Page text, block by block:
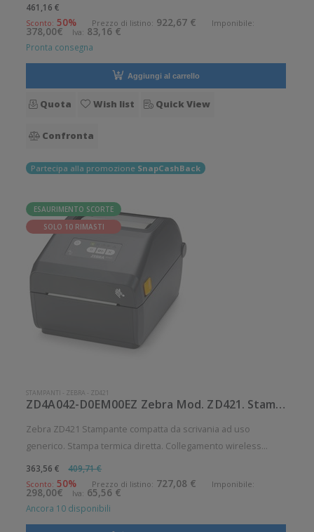
stampa: 8 dot/mm Wireless: Presente Supporto di stampa:
Braccialetti, Carta in
461,16 €
Sconto: 50% Prezzo di listino: 922,67 € Imponibile:
378,00€ Iva: 83,16 €
Pronta consegna
Aggiungi al carrello
Quota Wish list Quick View
Confronta
Partecipa alla promozione SnapCashBack
ESAURIMENTO SCORTE
SOLO 10 RIMASTI
STAMPANTI - ZEBRA - ZD421
ZD4A042-D0EM00EZ Zebra Mod. ZD421. Stampante di etichette.
Zebra ZD421 Stampante compatta da scrivania ad uso
generico. Stampa termica diretta. Collegamento wireless
senza fili. Velocità di stampa: 152 mm/sec Risoluzione di
stampa: 8 dot/mm Wireless: Presente Supporto di stampa:
Braccialetti, Carta in
363,56 € 409,71 €
Sconto: 50% Prezzo di listino: 727,08 € Imponibile:
298,00€ Iva: 65,56 €
Ancora 10 disponibili